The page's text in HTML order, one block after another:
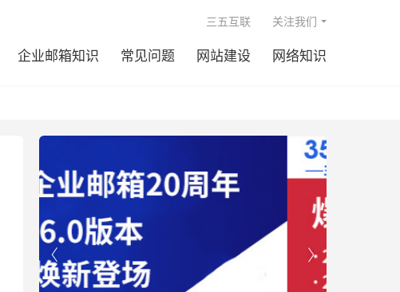
企业邮箱知识 常见问题 网站建设 网络知识
三五互联 关注我们

